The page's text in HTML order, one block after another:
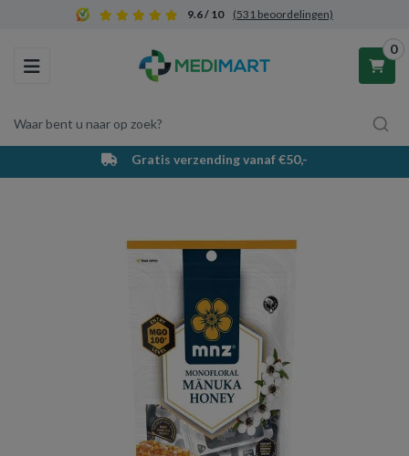
9.6 / 10 (531 beoordelingen)
Toggle navigation
Waar bent u naar op zoek?
0
Winkelwagen
Uw winkelwagen is leeg.
Vul hem met producten.
Gratis verzending vanaf €50,-